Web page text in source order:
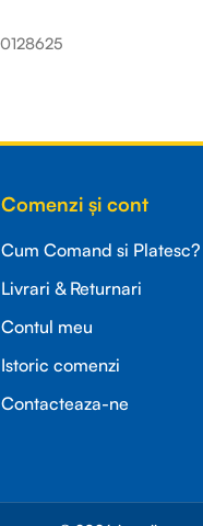
Comenzi și cont
Cum Comand si Platesc?
Livrari & Returnari
Contul meu
Istoric comenzi
Contacteaza-ne